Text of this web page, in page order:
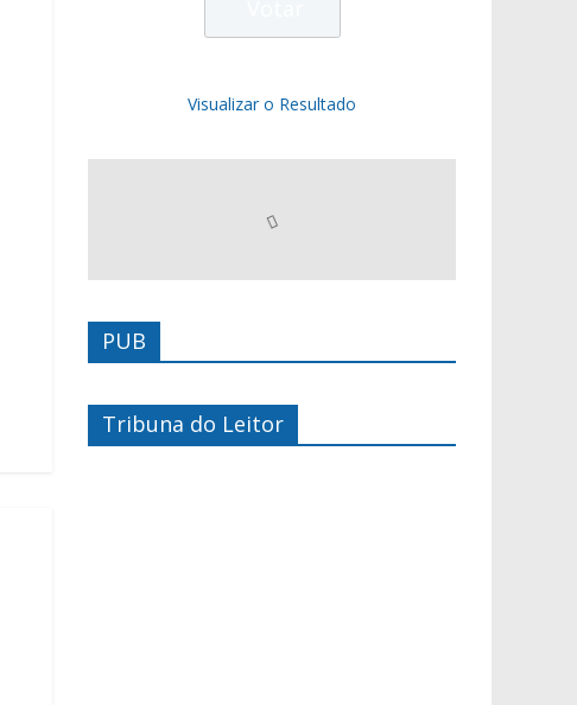
Visualizar o Resultado
PUB
Tribuna do Leitor